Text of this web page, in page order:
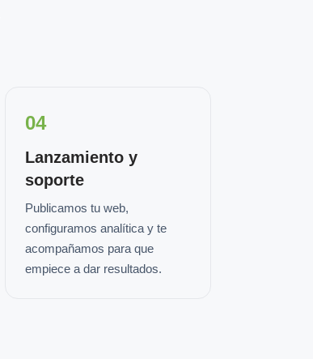
04
Lanzamiento y
soporte
Publicamos tu web,
configuramos analítica y te
acompañamos para que
empiece a dar resultados.